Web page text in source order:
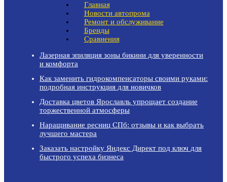
Главная
Новости автопрома
Ремонт и обслуживание
Бренды
Сравнения
Лазерная эпиляция зоны бикини для уверенности
и комфорта
Как заменить гидрокомпенсаторы своими руками:
подробная инструкция для новичков
Доставка цветов Ярославль упрощает создание
торжественной атмосферы
Наращивание ресниц СПб: отзывы и как выбрать
лучшего мастера
Заказать настройку Яндекс Директ под ключ для
быстрого успеха бизнеса